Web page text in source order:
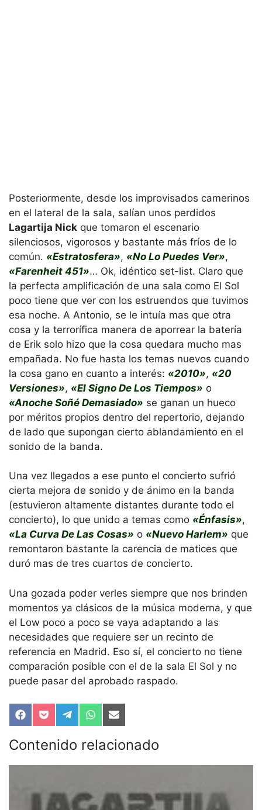
Posteriormente, desde los improvisados camerinos
en el lateral de la sala, salían unos perdidos
Lagartija Nick que tomaron el escenario
silenciosos, vigorosos y bastante más fríos de lo
común. «Estratosfera», «No Lo Puedes Ver»,
«Farenheit 451»… Ok, idéntico set-list. Claro que
la perfecta amplificación de una sala como El Sol
poco tiene que ver con los estruendos que tuvimos
esa noche. A Antonio, se le intuía mas que otra
cosa y la terrorífica manera de aporrear la batería
de Erik solo hizo que la cosa quedara mucho mas
empañada. No fue hasta los temas nuevos cuando
la cosa gano en cuanto a interés: «2010», «20
Versiones», «El Signo De Los Tiempos» o
«Anoche Soñé Demasiado» se ganan un hueco
por méritos propios dentro del repertorio, dejando
de lado que supongan cierto ablandamiento en el
sonido de la banda.
Una vez llegados a ese punto el concierto sufrió
cierta mejora de sonido y de ánimo en la banda
(estuvieron altamente distantes durante todo el
concierto), lo que unido a temas como «Énfasis»,
«La Curva De Las Cosas» o «Nuevo Harlem» que
remontaron bastante la carencia de matices que
duró mas de tres cuartos de concierto.
Una gozada poder verles siempre que nos brinden
momentos ya clásicos de la música moderna, y que
el Low poco a poco se vaya adaptando a las
necesidades que requiere ser un recinto de
referencia en Madrid. Eso sí, el concierto no tiene
comparación posible con el de la sala El Sol y no
puede pasar del aprobado raspado.
Compartir
en
Facebook
Compartir
en
Pocket
Compartir
en
Telegram
Compartir
en
WhatsApp
Compartir
en
Email
Contenido relacionado